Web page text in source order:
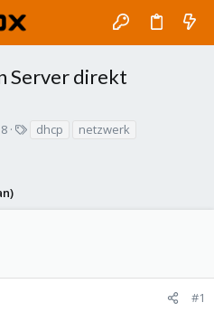
Server direkt
dhcp
netzwerk
#1